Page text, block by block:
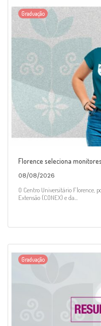
Graduação
Florence seleciona
08/08/2026
O Centro Universitário Florence,
Extensão (CONEX) e da...
Graduação